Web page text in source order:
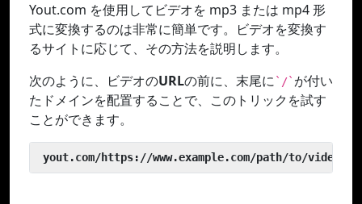
Yout.com を使用してビデオを mp3 または mp4 形
式に変換するのは非常に簡単です。ビデオを変換す
るサイトに応じて、その方法を説明します。
次のように、ビデオのURLの前に、末尾に `/` が付い
たドメインを配置することで、このトリックを試す
ことができます。
yout.com/https://www.example.com/path/to/video